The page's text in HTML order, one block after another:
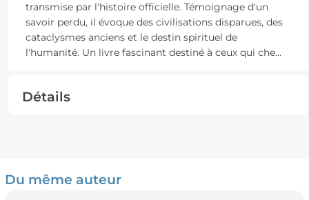
transmise par l'histoire officielle. Témoignage d'un
savoir perdu, il évoque des civilisations disparues, des
cataclysmes anciens et le destin spirituel de
l'humanité. Un livre fascinant destiné à ceux qui che...
Détails
Du même auteur